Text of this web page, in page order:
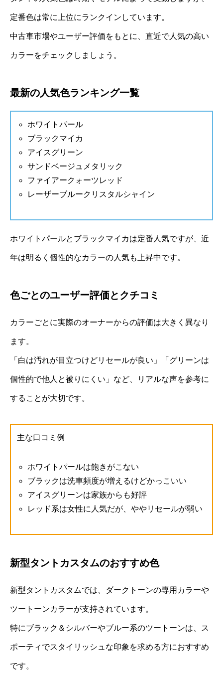
定番色は常に上位にランクインしています。
中古車市場やユーザー評価をもとに、直近で人気の高い
カラーをチェックしましょう。
最新の人気色ランキング一覧
ホワイトパール
ブラックマイカ
アイスグリーン
サンドベージュメタリック
ファイアークォーツレッド
レーザーブルークリスタルシャイン
ホワイトパールとブラックマイカは定番人気ですが、近
年は明るく個性的なカラーの人気も上昇中です。
色ごとのユーザー評価とクチコミ
カラーごとに実際のオーナーからの評価は大きく異なり
ます。
「白は汚れが目立つけどリセールが良い」「グリーンは
個性的で他人と被りにくい」など、リアルな声を参考に
することが大切です。
主な口コミ例
ホワイトパールは飽きがこない
ブラックは洗車頻度が増えるけどかっこいい
アイスグリーンは家族からも好評
レッド系は女性に人気だが、ややリセールが弱い
新型タントカスタムのおすすめ色
新型タントカスタムでは、ダークトーンの専用カラーや
ツートーンカラーが支持されています。
特にブラック＆シルバーやブルー系のツートーンは、ス
ポーティでスタイリッシュな印象を求める方におすすめ
です。